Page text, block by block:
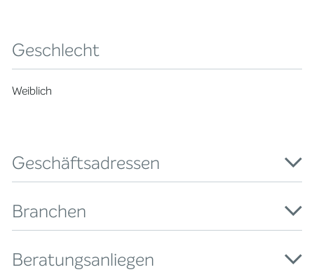
Geschlecht
Weiblich
Geschäftsadressen
Branchen
Beratungsanliegen